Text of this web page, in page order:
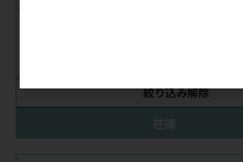
絞り込み解除
在庫